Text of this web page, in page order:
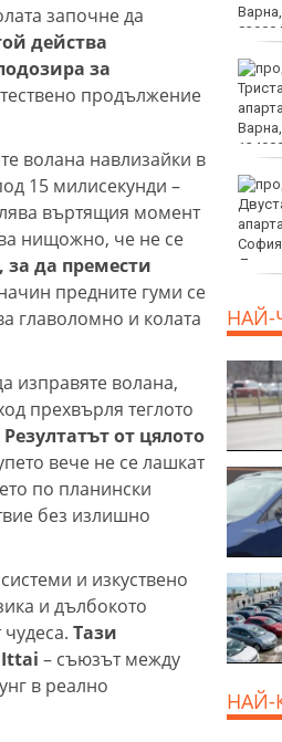
започне да
действа
за
продължение
волана навлизайки в
15 милисекунди –
въртящия момент
нищожно, че не се
за да премести
предните гуми се
главоломно и колата
изправяте волана,
прехвърля теглото
Резултатът от цялото
вече не се лашкат
по планински
без излишно
и изкуствено
и дълбокото
Тази
Ittai – съюзът между
в реално
използван от Украйна
Хороскоп за 9 август
2026
Медицински
две успешни операции
НАЙ-
НАЙ-